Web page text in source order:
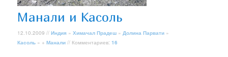
Манали и Касоль
12.10.2009 //Индия »Химачал Прадеш » Долина Парвати »
Касоль » +Манали // Комментариев:16